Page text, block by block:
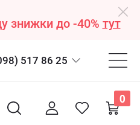
знижки до -40% тут
517 86 25
0